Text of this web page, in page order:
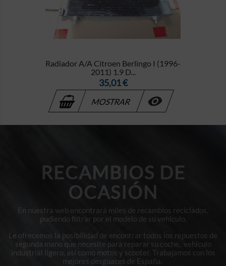
Radiador A/A Citroen Berlingo I (1996-
2011) 1.9 D...
Precio
35,01 €
MOSTRAR 
RECAMBIOS DE
OCASIÓN
En nuestra web encontrará miles de recambios reciclados,
pudiendo filtrar por el modelo de su vehículo.
Le ofrecemos la posibilidad de encontrar todos los repuestos de
segunda mano que necesite para reparar su coche, vehículo
industrial ligero, así como motos y scooter. Trabajamos con los
mejores desguaces de España.